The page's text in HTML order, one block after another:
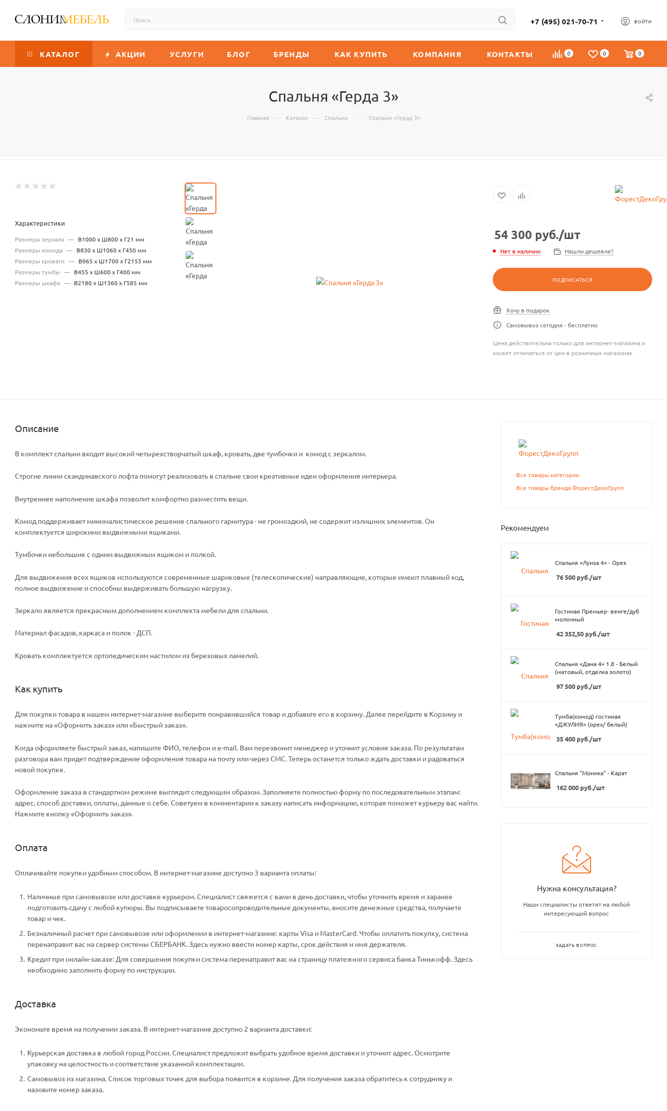
+7 (495) 021-70-71 ВОЙТИ
0 0 0
КАТАЛОГ АКЦИИ УСЛУГИ БЛОГ БРЕНДЫ КАК КУПИТЬ КОМПАНИЯ КОНТАКТЫ
Спальня «Герда 3»
Главная — Каталог — Спальни — Спальня «Герда 3»
Характеристики
Размеры зеркала — В1000 х Ш800 х Г21 мм
Размеры комода — В830 х Ш1060 х Г450 мм
Размеры кровати — В965 х Ш1700 х Г2155 мм
Размеры тумбы — В455 х Ш600 х Г400 мм
Размеры шкафа — В2180 х Ш1360 х Г585 мм
54 300 руб./шт
Нет в наличии Нашли дешевле?
ПОДПИСАТЬСЯ
Хочу в подарок
Самовывоз сегодня - бесплатно
Цена действительна только для интернет-магазина и
может отличаться от цен в розничных магазинах
Описание
В комплект спальни входит высокий четырехстворчатый шкаф, кровать, две тумбочки и комод с зеркалом.
Строгие линии скандинавского лофта помогут реализовать в спальне свои креативные идеи оформления интерьера.
Внутреннее наполнение шкафа позволит комфортно разместить вещи.
Комод поддерживает минималистическое решение спального гарнитура - не громоздкий, не содержит излишних элементов. Он
комплектуется широкими выдвижными ящиками.
Тумбочки небольшие с одним выдвижным ящиком и полкой.
Для выдвижения всех ящиков используются современные шариковые (телескопические) направляющие, которые имеют плавный ход,
полное выдвижение и способны выдерживать большую нагрузку.
Зеркало является прекрасным дополнением комплекта мебели для спальни.
Материал фасадов, каркаса и полок - ДСП.
Кровать комплектуется ортопедическим настилом из березовых ламелий.
Как купить
Для покупки товара в нашем интернет-магазине выберите понравившийся товар и добавьте его в корзину. Далее перейдите в Корзину и
нажмите на «Оформить заказ» или «Быстрый заказ».
Когда оформляете быстрый заказ, напишите ФИО, телефон и e-mail. Вам перезвонит менеджер и уточнит условия заказа. По результатам
разговора вам придет подтверждение оформления товара на почту или через СМС. Теперь останется только ждать доставки и радоваться
новой покупке.
Оформление заказа в стандартном режиме выглядит следующим образом. Заполняете полностью форму по последовательным этапам:
адрес, способ доставки, оплаты, данные о себе. Советуем в комментарии к заказу написать информацию, которая поможет курьеру вас найти.
Нажмите кнопку «Оформить заказ».
Оплата
Оплачивайте покупки удобным способом. В интернет-магазине доступно 3 варианта оплаты:
Наличные при самовывозе или доставке курьером. Специалист свяжется с вами в день доставки, чтобы уточнить время и заранее
подготовить сдачу с любой купюры. Вы подписываете товаросопроводительные документы, вносите денежные средства, получаете
товар и чек.
Безналичный расчет при самовывозе или оформлении в интернет-магазине: карты Visa и MasterCard. Чтобы оплатить покупку, система
перенаправит вас на сервер системы СБЕРБАНК. Здесь нужно ввести номер карты, срок действия и имя держателя.
Кредит при онлайн-заказе: Для совершения покупки система перенаправит вас на страницу платежного сервиса банка Тинькофф. Здесь
необходимо заполнить форму по инструкции.
Доставка
Экономьте время на получении заказа. В интернет-магазине доступно 2 варианта доставки:
Курьерская доставка в любой город России. Специалист предложит выбрать удобное время доставки и уточнит адрес. Осмотрите
упаковку на целостность и соответствие указанной комплектации.
Самовывоз из магазина. Список торговых точек для выбора появится в корзине. Для получения заказа обратитесь к сотруднику и
назовите номер заказа.
Все товары категории
Все товары бренда ФорестДекоГрупп
Рекомендуем
Спальня «Луиза 4» - Орех
76 500 руб./шт
Гостиная Премьер- венге/дуб
молочный
42 352,50 руб./шт
Спальня «Дана 4» 1.8 - Белый
(матовый, отделка золото)
97 500 руб./шт
Тумба(комод) гостиная
«ДЖУЛИЯ» (орех/ белый)
35 400 руб./шт
Спальня "Моника" - Карат
162 000 руб./шт
Нужна консультация?
Наши специалисты ответят на любой
интересующий вопрос
ЗАДАТЬ ВОПРОС